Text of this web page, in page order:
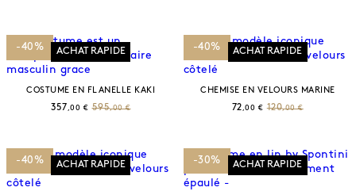
-40% ACHAT RAPIDE
COSTUME EN FLANELLE KAKI
357 ,00 € 595,00 €
-40% ACHAT RAPIDE
CHEMISE EN VELOURS MARINE
72 ,00 € 120,00 €
-40% ACHAT RAPIDE -30% ACHAT RAPIDE